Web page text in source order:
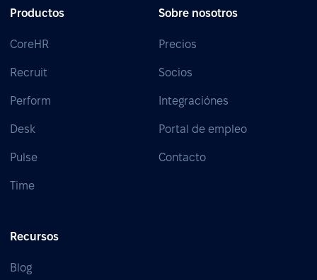
Productos
CoreHR
Recruit
Perform
Desk
Pulse
Time
Sobre nosotros
Precios
Socios
Integraciónes
Portal de empleo
Contacto
Recursos
Blog